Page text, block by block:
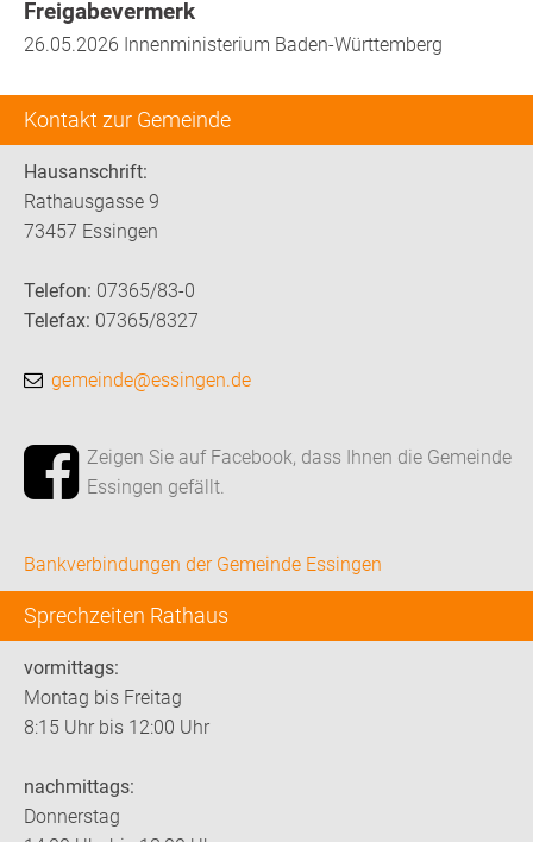
Kontakt zur Gemeinde
Hausanschrift:
Rathausgasse 9
73457 Essingen
Telefon: 07365/83-0
Telefax: 07365/8327
gemeinde@essingen.de
Zeigen Sie auf Facebook, dass Ihnen die Gemeinde
Essingen gefällt.
Bankverbindungen der Gemeinde Essingen
Sprechzeiten Rathaus
vormittags:
Montag bis Freitag
8:15 Uhr bis 12:00 Uhr
nachmittags:
Donnerstag
Freigabevermerk
26.05.2026 Innenministerium Baden-Württemberg